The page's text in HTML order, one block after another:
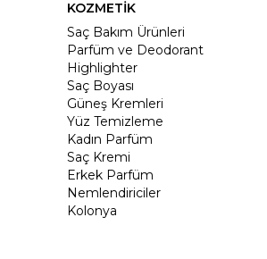
KOZMETİK
Saç Bakım Ürünleri
Parfüm ve Deodorant
Highlighter
Saç Boyası
Güneş Kremleri
Yüz Temizleme
Kadın Parfüm
Saç Kremi
Erkek Parfüm
Nemlendiriciler
Kolonya